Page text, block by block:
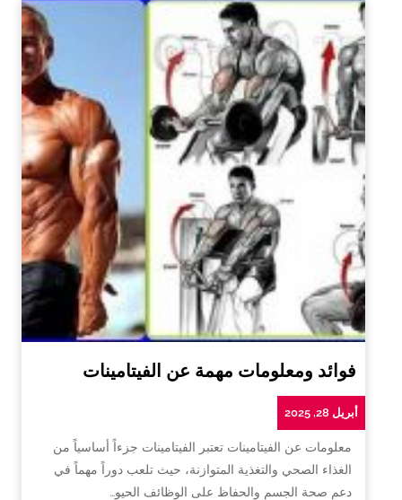
فوائد ومعلومات مهمة عن الفيتامينات
أبريل 28, 2025
معلومات عن الفيتامينات تعتبر الفيتامينات جزءاً أساسياً من
الغذاء الصحي والتغذية المتوازنة، حيث تلعب دوراً مهماً في
دعم صحة الجسم والحفاظ على الوظائف الحيو…